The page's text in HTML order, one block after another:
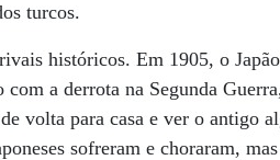
turcos.
rivais históricos. Em 1905, o
com a derrota na Segunda
volta para casa e ver o antigo
sofreram e choraram,